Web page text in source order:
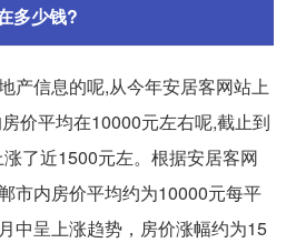
多少钱?
产信息的呢,从今年安居客网站上
价平均在10000元左右呢,截止到
了近1500元左。根据安居客网
市内房价平均约为10000元每平
中呈上涨趋势，房价涨幅约为15